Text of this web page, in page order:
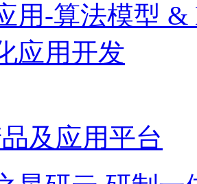
用-算法模型 &
应用开发
及应用平台